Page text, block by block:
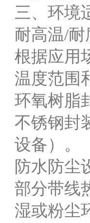
三、环境
耐高温/耐
根据应用
温度范围
环氧树脂
不锈钢封
设备）。
防水防尘
部分带线
湿或粉尘